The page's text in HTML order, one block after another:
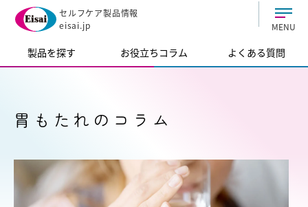
セルフケア製品情報
eisai.jp
MENU
製品を探す お役立ちコラム よくある質問
胃もたれのコラム